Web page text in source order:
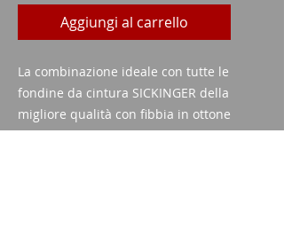
Aggiungi al carrello
La combinazione ideale con tutte le
fondine da cintura SICKINGER della
migliore qualità con fibbia in ottone
massiccio.